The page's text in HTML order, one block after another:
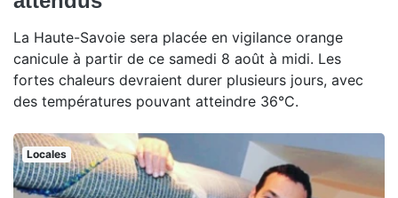
La Haute-Savoie sera placée en vigilance orange
canicule à partir de ce samedi 8 août à midi. Les
fortes chaleurs devraient durer plusieurs jours, avec
des températures pouvant atteindre 36°C.
Locales